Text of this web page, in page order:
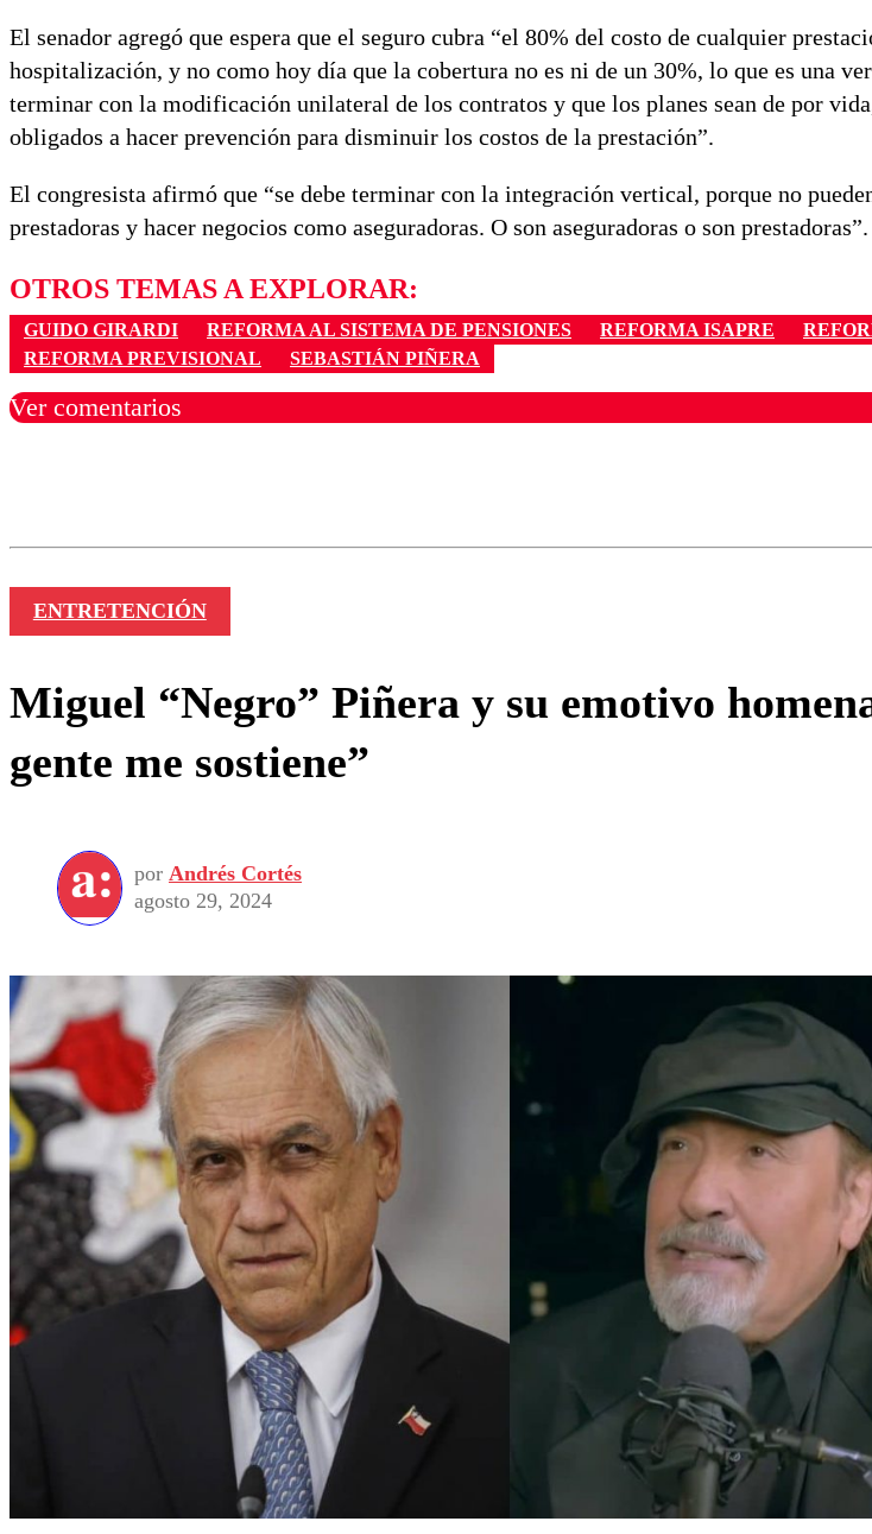
El senador agregó que espera que el seguro cubra “el 80% del costo de cualquier
hospitalización, y no como hoy día que la cobertura no es ni de un 30%, lo que es una
terminar con la modificación unilateral de los contratos y que los planes sean de por
obligados a hacer prevención para disminuir los costos de la prestación”.
El congresista afirmó que “se debe terminar con la integración vertical, porque no
prestadoras y hacer negocios como aseguradoras. O son aseguradoras o son prestadoras”.
OTROS TEMAS A EXPLORAR:
GUIDO GIRARDI REFORMA AL SISTEMA DE PENSIONES REFORMA ISAPRE
REFORMA PREVISIONAL
SEBASTIÁN PIÑERA
Ver comentarios
ENTRETENCIÓN
Miguel “Negro” Piñera y su emotivo
gente me sostiene”
por Andrés Cortés
agosto 29, 2024